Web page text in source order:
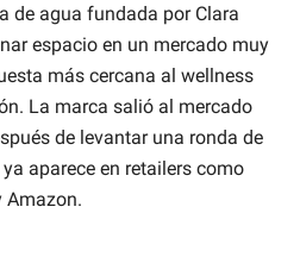
de agua fundada por Clara
espacio en un mercado muy
más cercana al wellness
La marca salió al mercado
de levantar una ronda de
ya aparece en retailers como
Amazon.